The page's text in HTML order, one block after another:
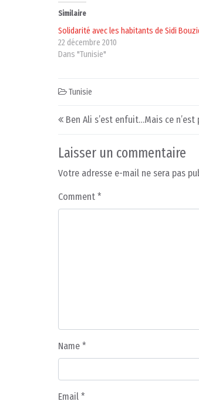
Similaire
Solidarité avec les habitants de Sidi
22 décembre 2010
Dans "Tunisie"
Tunisie
Post navigation
Ben Ali s’est enfuit…Mais ce n’est
Laisser un commentaire
Votre adresse e-mail ne sera pas
Comment *
Name *
Email *